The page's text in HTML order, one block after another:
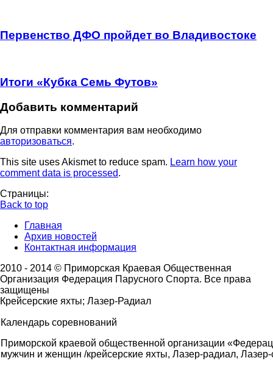
Первенство ДФО пройдет во Владивостоке
Итоги «Кубка Семь Футов»
Добавить комментарий
Для отправки комментария вам необходимо
авторизоваться.
This site uses Akismet to reduce spam. Learn how your
comment data is processed.
Страницы:
Back to top
Главная
Архив новостей
Контактная информация
2010 - 2014 © Приморская Краевая Общественная
Организация Федерация Парусного Спорта. Все права
защищены
Крейсерские яхты; Лазер-Радиал
Календарь соревнований
Приморской краевой общественной организации
мужчин и женщин /крейсерские яхты, Лазер-радиал, Лазер-